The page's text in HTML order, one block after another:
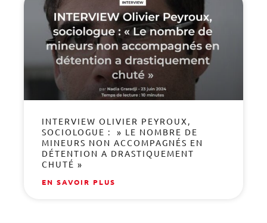
INTERVIEW OLIVIER PEYROUX,
SOCIOLOGUE : » LE NOMBRE DE
MINEURS NON ACCOMPAGNÉS EN
DÉTENTION A DRASTIQUEMENT
CHUTÉ »
EN SAVOIR PLUS